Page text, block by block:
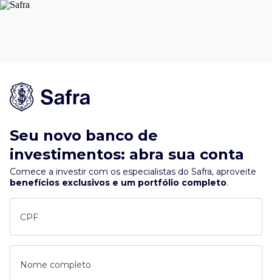
Seu novo banco de
investimentos: abra sua conta
Comece a investir com os especialistas do Safra, aproveite
benefícios exclusivos e um portfólio completo.
CPF
Nome completo